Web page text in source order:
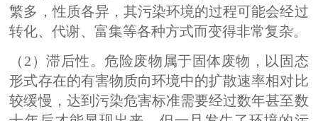
繁多，性质各异，其污染环境的过程可能会经过
转化、代谢、富集等各种方式而变得非常复杂。
（2）滞后性。危险废物属于固体废物，以固态
形式存在的有害物质向环境中的扩散速率相对比
较缓慢，达到污染危害标准需要经过数年甚至数